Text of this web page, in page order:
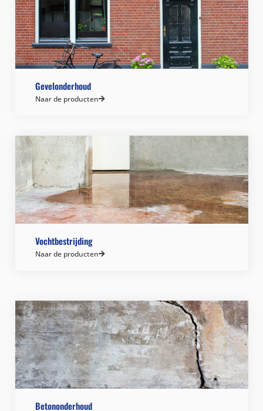
Gevelonderhoud
Naar de producten
Vochtbestrijding
Naar de producten
Betononderhoud